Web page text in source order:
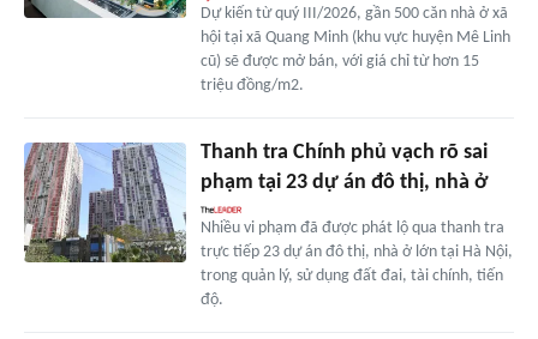
Dự kiến từ quý III/2026, gần 500 căn nhà ở xã
hội tại xã Quang Minh (khu vực huyện Mê Linh
cũ) sẽ được mở bán, với giá chỉ từ hơn 15
triệu đồng/m2.
Thanh tra Chính phủ vạch rõ sai
phạm tại 23 dự án đô thị, nhà ở
Nhiều vi phạm đã được phát lộ qua thanh tra
trực tiếp 23 dự án đô thị, nhà ở lớn tại Hà Nội,
trong quản lý, sử dụng đất đai, tài chính, tiến
độ.